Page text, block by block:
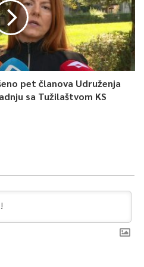
pokažemo da osobe sa
i afinitete da doprinesu,
koji nema poteškoča”,
pet članova Udruženja
sa Tužilaštvom KS